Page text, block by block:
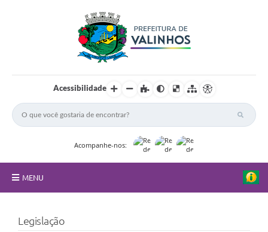
Acessibilidade
Acompanhe-nos:
MENU
Principal
Legislação